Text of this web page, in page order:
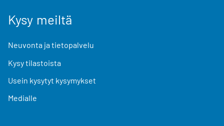
Kysy meiltä
Neuvonta ja tietopalvelu
Kysy tilastoista
Usein kysytyt kysymykset
Medialle